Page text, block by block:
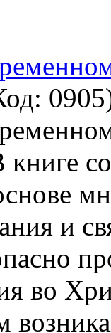
0905
и
во